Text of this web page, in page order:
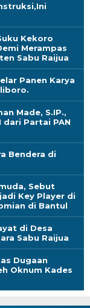
Kekoro
Merampas
Sabu Raijua
Panen Karya
Made, S.IP.,
dari Partai PAN
Bendera di
Sebut
Key Player di
di Bantul
di Desa
Sabu Raijua
Dugaan
Oknum Kades